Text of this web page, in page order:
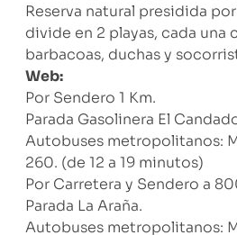
Reserva natural presidida
divide en 2 playas, cada una
barbacoas, duchas y
Web:
Por Sendero 1 Km.
Parada Gasolinera El
Autobuses metropolitanos:
260. (de 12 a 19 minutos)
Por Carretera y Sendero a
Parada La Araña.
Autobuses metropolitanos: